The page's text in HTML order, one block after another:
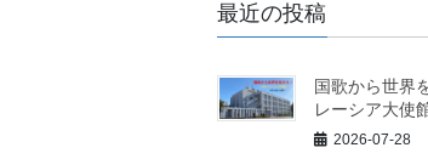
最近の投稿
国歌から世界
レーシア大使
2026-07-28